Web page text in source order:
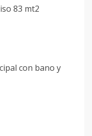
83 mt2
con bano y